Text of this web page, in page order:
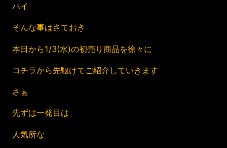
ハイ
そんな事はさておき
本日から1/3(水)の初売り商品を徐々に
コチラから先駆けてご紹介していきます
さぁ
先ずは一発目は
人気所な